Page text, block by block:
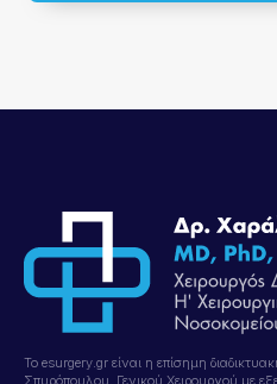
Το esurgery.gr είναι η επίσημη
Σπυρόπουλου, Γενικού Χειρουργού με